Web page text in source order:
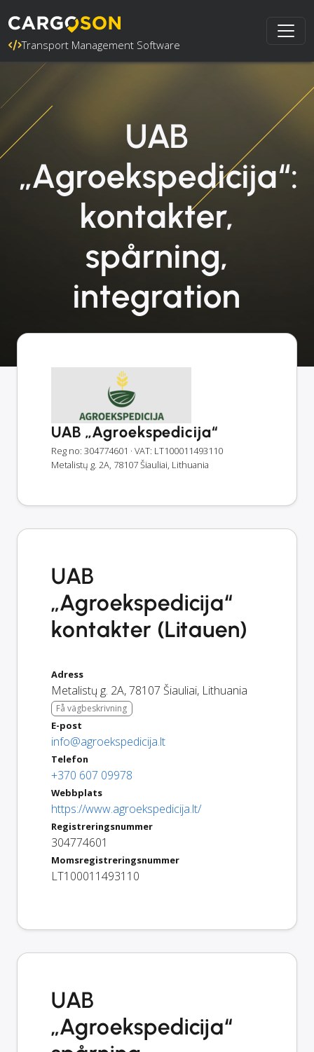
Transport Management Software
UAB
„Agroekspedicija“:
kontakter,
spårning,
integration
UAB „Agroekspedicija“
Reg no: 304774601 · VAT: LT100011493110
Metalistų g. 2A, 78107 Šiauliai, Lithuania
UAB
„Agroekspedicija“
kontakter (Litauen)
Adress
Metalistų g. 2A,78107 Šiauliai, Lithuania
Få vägbeskrivning
E-post
info@agroekspedicija.lt
Telefon
+370 607 09978
Webbplats
https://www.agroekspedicija.lt/
Registreringsnummer
304774601
Momsregistreringsnummer
LT100011493110
UAB
„Agroekspedicija“